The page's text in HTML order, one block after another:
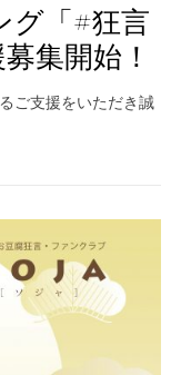
グ「#狂言
集開始！
ご支援をいただき誠